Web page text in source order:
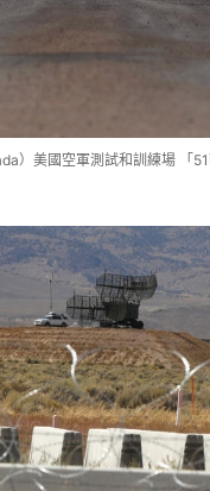
）美國空軍測試和訓練場 「